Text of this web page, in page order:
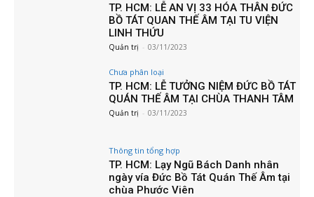
TP. HCM: LỄ AN VỊ 33 HÓA THÂN ĐỨC
BỒ TÁT QUAN THẾ ÂM TẠI TU VIỆN
LINH THỨU
Quản trị - 03/11/2023
Chưa phân loại
TP. HCM: LỄ TƯỞNG NIỆM ĐỨC BỒ TÁT
QUÁN THẾ ÂM TẠI CHÙA THANH TÂM
Quản trị - 03/11/2023
Thông tin tổng hợp
TP. HCM: Lạy Ngũ Bách Danh nhân
ngày vía Đức Bồ Tát Quán Thế Âm tại
chùa Phước Viên